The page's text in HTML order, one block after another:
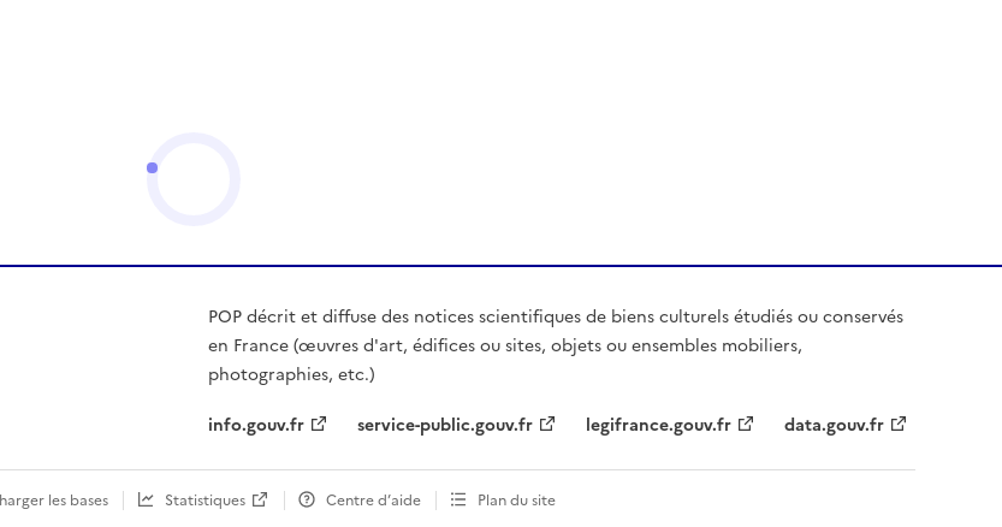
POP décrit et diffuse des notices scientifiques de biens culturels étudiés ou conservés
en France (œuvres d'art, édifices ou sites, objets ou ensembles mobiliers,
photographies, etc.)
info.gouv.fr
service-public.gouv.fr legifrance.gouv.fr data.gouv.fr
les bases Statistiques Centre d’aide Plan du site